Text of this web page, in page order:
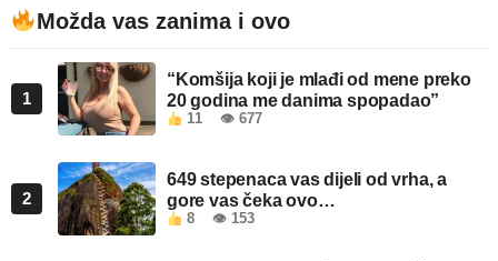
Možda vas zanima i ovo
1
“Komšija koji je mlađi od mene preko
20 godina me danima spopadao”
11 👁 677
2
649 stepenaca vas dijeli od vrha, a
gore vas čeka ovo…
8 👁 153